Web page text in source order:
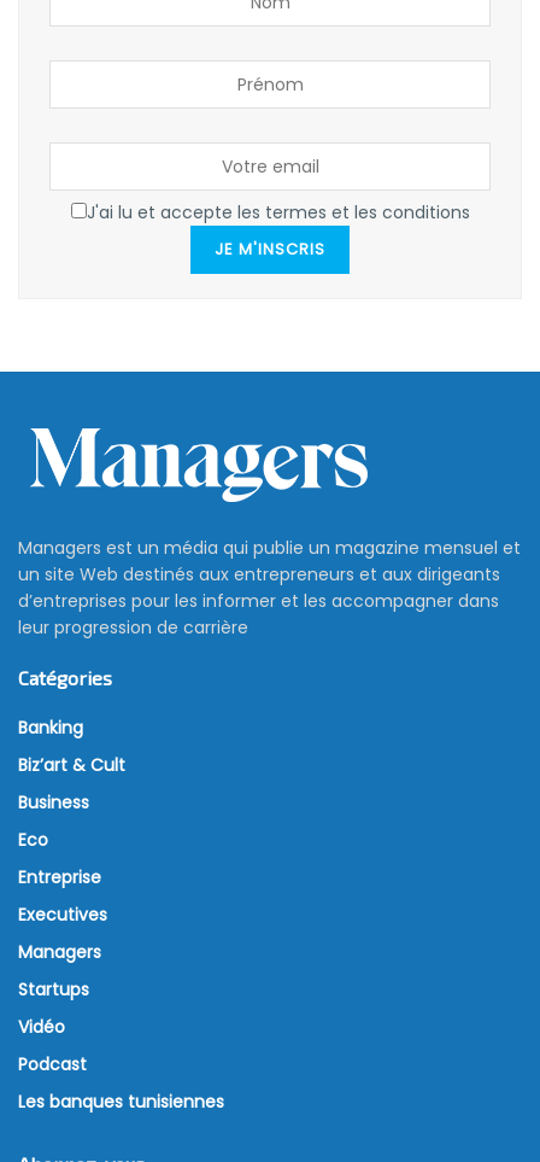
J'ai lu et accepte les termes et les conditions
JE M'INSCRIS
Managers est un média qui publie un magazine mensuel et
un site Web destinés aux entrepreneurs et aux dirigeants
d’entreprises pour les informer et les accompagner dans
leur progression de carrière
Catégories
Banking
Biz’art & Cult
Business
Eco
Entreprise
Executives
Managers
Startups
Vidéo
Podcast
Les banques tunisiennes